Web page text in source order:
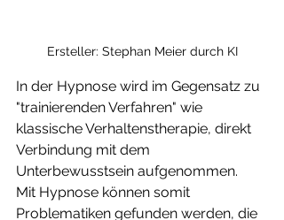
Ersteller: Stephan Meier durch KI
In der Hypnose wird im Gegensatz zu
"trainierenden Verfahren" wie
klassische Verhaltenstherapie, direkt
Verbindung mit dem
Unterbewusstsein aufgenommen.
Mit Hypnose können somit
Problematiken gefunden werden, die